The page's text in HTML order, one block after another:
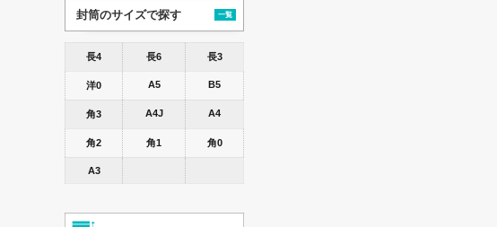
封筒のサイズで探す 一覧
長4 長6 長3
洋0 A5 B5
角3 A4J A4
角2 角1 角0
A3